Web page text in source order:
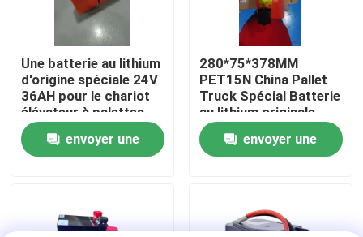
Demandez une citation
batterie au lithium de chariot élévateur
Lithium électrique Ion Battery de chariot élévateur
Batterie de camion de palette
Une batterie au lithium
d'origine spéciale 24V
36AH pour le chariot
élévateur à palettes
PET15N
envoyer une
280*75*378MM
PET15N China Pallet
Truck Spécial Batterie
au lithium originale
24V 36AH
envoyer une